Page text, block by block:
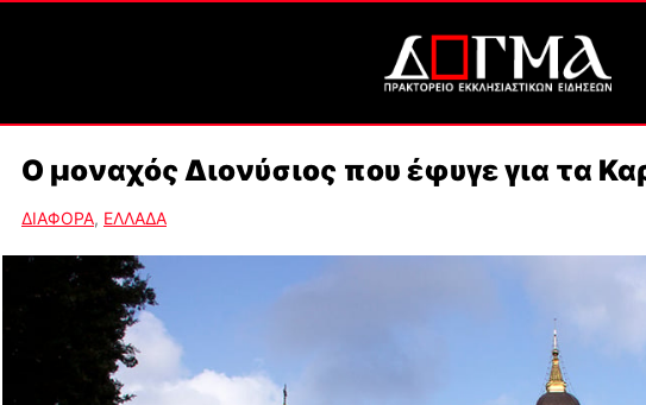
Ο μοναχός Διονύσιος που έφυγε για τα
ΔΙΑΦΟΡΑ, ΕΛΛΑΔΑ